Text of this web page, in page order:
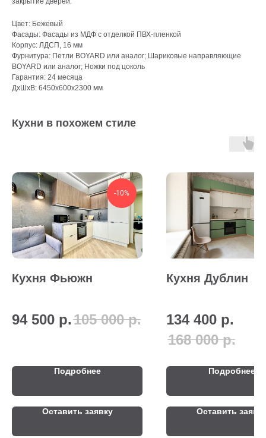
Цвет: Бежевый
Фасады: Фасады из МДФ с отделкой ПВХ-пленкой
Корпус: ЛДСП, 16 мм
Фурнитура: Петли BOYARD или аналог; Шариковые направляющие
BOYARD или аналог; Ножки под цоколь
Гарантия: 24 месяца
ДxШxВ: 6450x600x2300 мм
Кухни в похожем стиле
-10%
Кухня Фьюжн
94 500 р.105 000 р.
Подробнее
Оставить заявку
Кухня Дублин
134 400 р.
168 000 р.
Подробнее
Оставить